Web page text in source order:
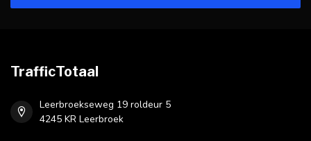
TrafficTotaal
Leerbroekseweg 19 roldeur 5
4245 KR Leerbroek